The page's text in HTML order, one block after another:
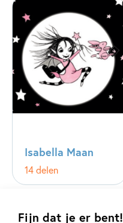
Fijn dat je er bent!
Isabella Maan
14 delen